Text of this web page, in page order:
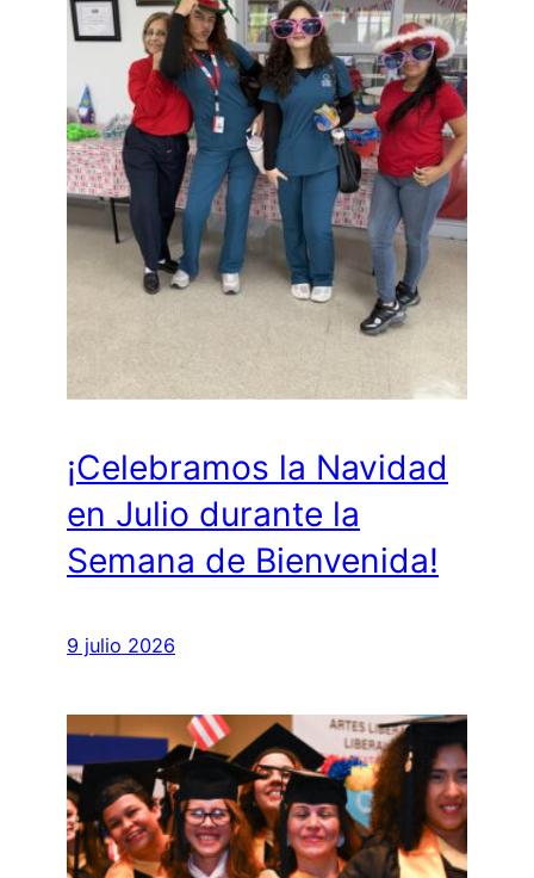
¡Celebramos la Navidad
en Julio durante la
Semana de Bienvenida!
9 julio 2026